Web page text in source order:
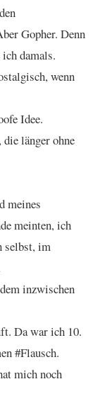
Gopher. Denn
damals.
wenn
Idee.
länger ohne
meines
meinten, ich
selbst, im
inzwischen
Da war ich 10.
#Flausch.
mich noch